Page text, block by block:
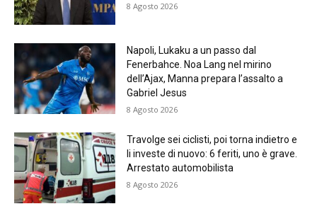
8 Agosto 2026
Napoli, Lukaku a un passo dal
Fenerbahce. Noa Lang nel mirino
dell’Ajax, Manna prepara l’assalto a
Gabriel Jesus
8 Agosto 2026
Travolge sei ciclisti, poi torna indietro e
li investe di nuovo: 6 feriti, uno è grave.
Arrestato automobilista
8 Agosto 2026